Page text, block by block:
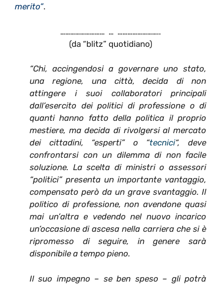
merito”.
……………………… … ……………………..
(da “blitz” quotidiano)
“Chi, accingendosi a governare uno stato,
una regione, una città, decida di non
attingere i suoi collaboratori principali
dall’esercito dei politici di professione o di
quanti hanno fatto della politica il proprio
mestiere, ma decida di rivolgersi al mercato
dei cittadini, “esperti” o “tecnici“, deve
confrontarsi con un dilemma di non facile
soluzione. La scelta di ministri o assessori
“politici” presenta un importante vantaggio,
compensato però da un grave svantaggio. Il
politico di professione, non avendone quasi
mai un’altra e vedendo nel nuovo incarico
un’occasione di ascesa nella carriera che si è
ripromesso di seguire, in genere sarà
disponibile a tempo pieno.
Il suo impegno – se ben speso – gli potrà